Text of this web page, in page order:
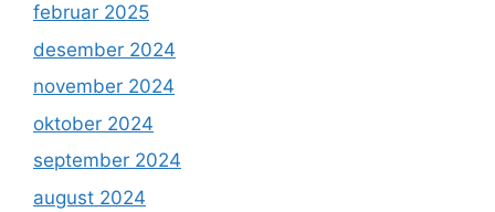
februar 2025
desember 2024
november 2024
oktober 2024
september 2024
august 2024